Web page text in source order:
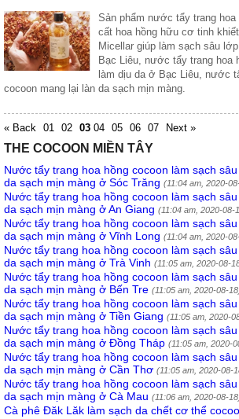
Sản phẩm nước tẩy trang
cất hoa hồng hữu cơ tinh
Micellar giúp làm sạch sâu
Bạc Liêu, nước tẩy trang hoa
làm dịu da ở Bạc Liêu, nước
cocoon mang lại làn da sạch mịn màng.
« Back 01 02 03 04 05 06 07 Next »
THE COCOON MIỀN TÂY
Nước tẩy trang hoa hồng cocoon làm sạch
da sạch mịn màng ở Sóc Trăng (11:04 am, 2020-
Nước tẩy trang hoa hồng cocoon làm sạch
da sạch mịn màng ở An Giang (11:04 am, 2020-08-
Nước tẩy trang hoa hồng cocoon làm sạch
da sạch mịn màng ở Vĩnh Long (11:04 am, 2020-
Nước tẩy trang hoa hồng cocoon làm sạch
da sạch mịn màng ở Trà Vinh (11:05 am, 2020-08-
Nước tẩy trang hoa hồng cocoon làm sạch
da sạch mịn màng ở Bến Tre (11:05 am, 2020-08-
Nước tẩy trang hoa hồng cocoon làm sạch
da sạch mịn màng ở Tiền Giang (11:05 am, 2020-
Nước tẩy trang hoa hồng cocoon làm sạch
da sạch mịn màng ở Đồng Tháp (11:05 am, 2020-
Nước tẩy trang hoa hồng cocoon làm sạch
da sạch mịn màng ở Cần Thơ (11:05 am, 2020-08-
Nước tẩy trang hoa hồng cocoon làm sạch
da sạch mịn màng ở Cà Mau (11:06 am, 2020-08-
Cà phê Đăk Lăk làm sạch da chết cơ thể